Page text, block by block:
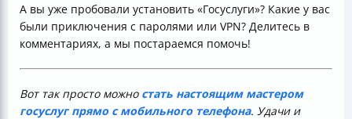
А вы уже пробовали установить «Госуслуги»? Какие у вас
были приключения с паролями или VPN? Делитесь в
комментариях, а мы постараемся помочь!
Вот так просто можно стать настоящим мастером
госуслуг прямо с мобильного телефона. Удачи и